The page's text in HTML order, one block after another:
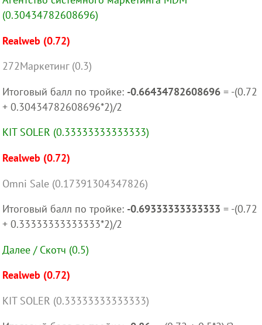
(0.30434782608696)
Realweb (0.72)
272Маркетинг (0.3)
Итоговый балл по тройке: -0.66434782608696 = -(0.72
+ 0.30434782608696*2)/2
KIT SOLER (0.33333333333333)
Realweb (0.72)
Omni Sale (0.17391304347826)
Итоговый балл по тройке: -0.69333333333333 = -(0.72
+ 0.33333333333333*2)/2
Далее / Скотч (0.5)
Realweb (0.72)
KIT SOLER (0.33333333333333)